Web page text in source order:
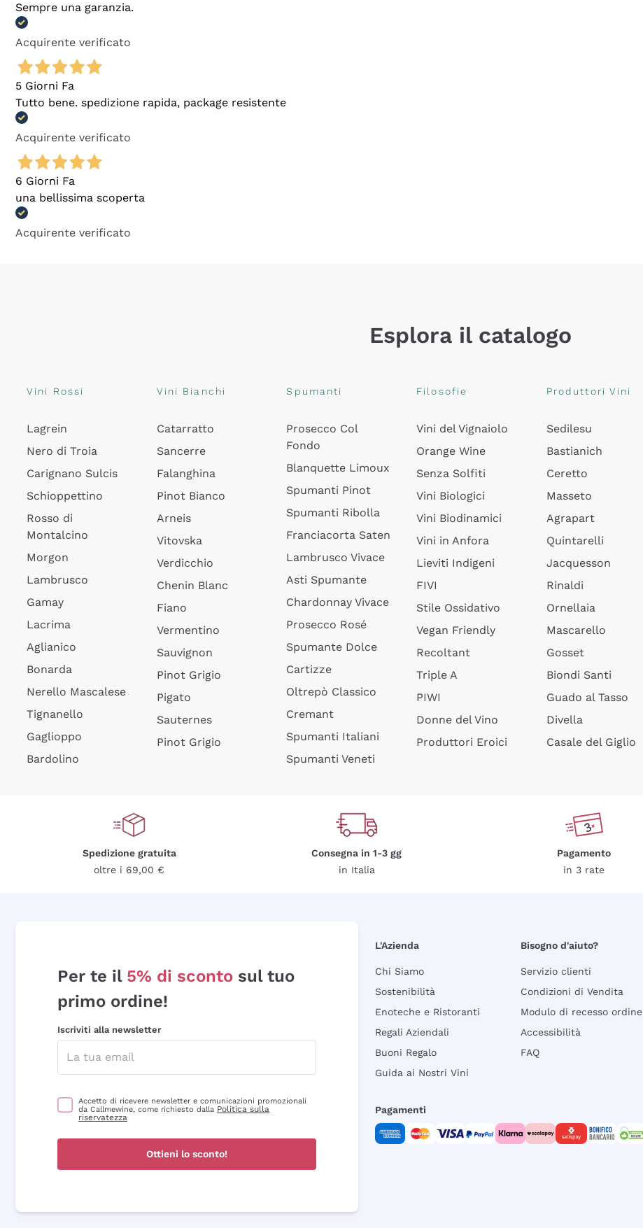
Sempre una garanzia.
Acquirente verificato
5 Giorni Fa
Tutto bene. spedizione rapida, package resistente
Acquirente verificato
6 Giorni Fa
una bellissima scoperta
Acquirente verificato
Esplora il catalogo
Vini Rossi
Lagrein
Nero di Troia
Carignano Sulcis
Schioppettino
Rosso di
Montalcino
Morgon
Lambrusco
Gamay
Lacrima
Aglianico
Bonarda
Nerello Mascalese
Tignanello
Gaglioppo
Bardolino
Vini Bianchi
Catarratto
Sancerre
Falanghina
Pinot Bianco
Arneis
Vitovska
Verdicchio
Chenin Blanc
Fiano
Vermentino
Sauvignon
Pinot Grigio
Pigato
Sauternes
Pinot Grigio
Spumanti
Prosecco Col
Fondo
Blanquette Limoux
Spumanti Pinot
Spumanti Ribolla
Franciacorta Saten
Lambrusco Vivace
Asti Spumante
Chardonnay Vivace
Prosecco Rosé
Spumante Dolce
Cartizze
Oltrepò Classico
Cremant
Spumanti Italiani
Spumanti Veneti
Filosofie
Vini del Vignaiolo
Orange Wine
Senza Solfiti
Vini Biologici
Vini Biodinamici
Vini in Anfora
Lieviti Indigeni
FIVI
Stile Ossidativo
Vegan Friendly
Recoltant
Triple A
PIWI
Donne del Vino
Produttori Eroici
Produttori Vini
Sedilesu
Bastianich
Ceretto
Masseto
Agrapart
Quintarelli
Jacquesson
Rinaldi
Ornellaia
Mascarello
Gosset
Biondi Santi
Guado al Tasso
Divella
Casale del Giglio
Spedizione gratuita
oltre i 69,00 €
Consegna in 1-3 gg
in Italia
Pagamento
in 3 rate
Per te il 5% di sconto sul tuo
primo ordine!
Iscriviti alla newsletter
Accetto di ricevere newsletter e comunicazioni promozionali
da Callmewine, come richiesto dalla Politica sulla
riservatezza
Ottieni lo sconto!
L'Azienda
Chi Siamo
Sostenibilità
Enoteche e Ristoranti
Regali Aziendali
Buoni Regalo
Guida ai Nostri Vini
Bisogno d'aiuto?
Servizio clienti
Condizioni di Vendita
Modulo di recesso ordine
Accessibilità
FAQ
Pagamenti